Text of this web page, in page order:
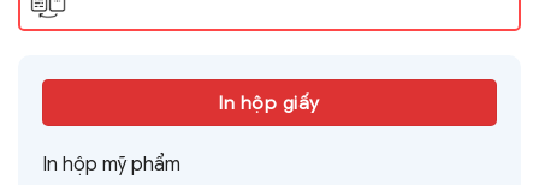
In hộp giấy
In hộp mỹ phẩm